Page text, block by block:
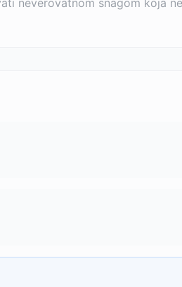
neverovatnom snagom koja